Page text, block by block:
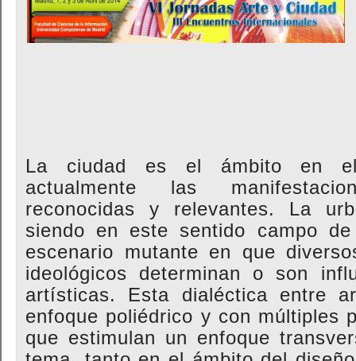
La ciudad es el ámbito en
actualmente las
reconocidas y relevantes. La
siendo en este sentido campo
escenario mutante en que
ideológicos determinan o son
artísticas. Esta dialéctica entre
enfoque poliédrico y con múltiples
que estimulan un enfoque